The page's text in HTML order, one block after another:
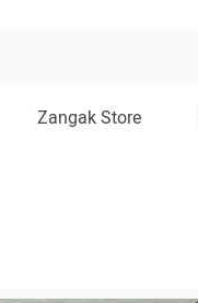
Zangak Store